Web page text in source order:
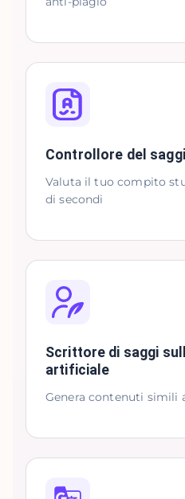
Controllore del
Valuta il tuo compito
di secondi
Scrittore di saggi
artificiale
Genera contenuti simili